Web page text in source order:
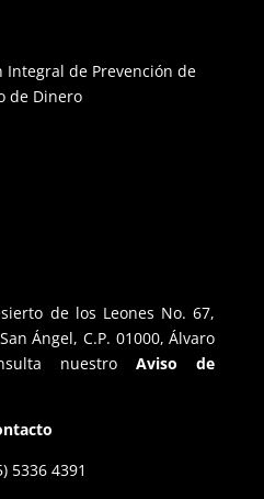
Integral de Prevención de
de Dinero
de los Leones No. 67,
Ángel, C.P. 01000, Álvaro
nuestro
Aviso de
5336 4391